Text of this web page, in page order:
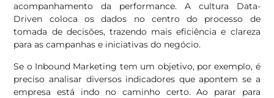
acompanhamento da performance. A cultura Data-
Driven coloca os dados no centro do processo de
tomada de decisões, trazendo mais eficiência e clareza
para as campanhas e iniciativas do negócio.
Se o Inbound Marketing tem um objetivo, por exemplo, é
preciso analisar diversos indicadores que apontem se a
empresa está indo no caminho certo. Ao parar para